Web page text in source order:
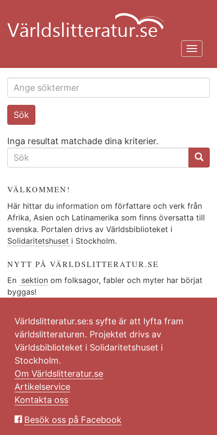
huvudinnehåll
Search
this
Sök
Inga resultat matchade dina kriterier.
SÖKFORMULÄR
VÄLKOMMEN!
Här hittar du information om författare och verk från
Afrika, Asien och Latinamerika som finns översatta till
svenska. Portalen drivs av Världsbiblioteket i
Solidaritetshuset i Stockholm.
NYTT PÅ VÄRLDSLITTERATUR.SE
En sektion om folksagor, fabler och myter har börjat
byggas!
Världslitteratur.se:s syfte är att lyfta fram
världslitteraturen. Projektet drivs av
Världsbiblioteket i Solidaritetshuset i
Stockholm.
Om Världslitteratur.se
Artikelservice
Kontakta oss
Besök oss på Facebook